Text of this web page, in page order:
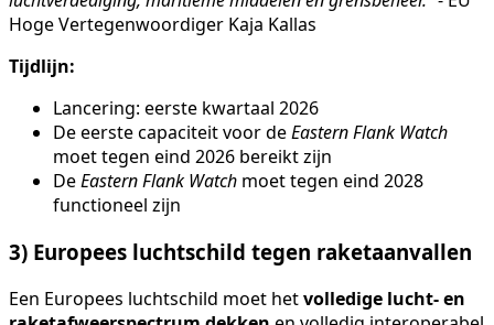
Hoge Vertegenwoordiger Kaja Kallas
Tijdlijn:
Lancering: eerste kwartaal 2026
De eerste capaciteit voor deEastern Flank Watch
moet tegen eind 2026 bereikt zijn
DeEastern Flank Watch moet tegen eind 2028
functioneel zijn
3) Europees luchtschild tegen raketaanvallen
Een Europees luchtschild moet hetvolledige lucht- en